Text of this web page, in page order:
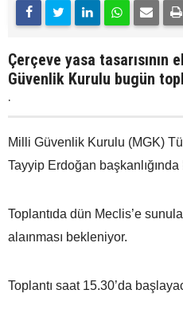
Çerçeve yasa tasarısının
Güvenlik Kurulu bugün
.
Milli Güvenlik Kurulu (MGK)
Tayyip Erdoğan
Toplantıda dün Meclis’e
alaınması bekleniyor.
Toplantı saat 15.30’da